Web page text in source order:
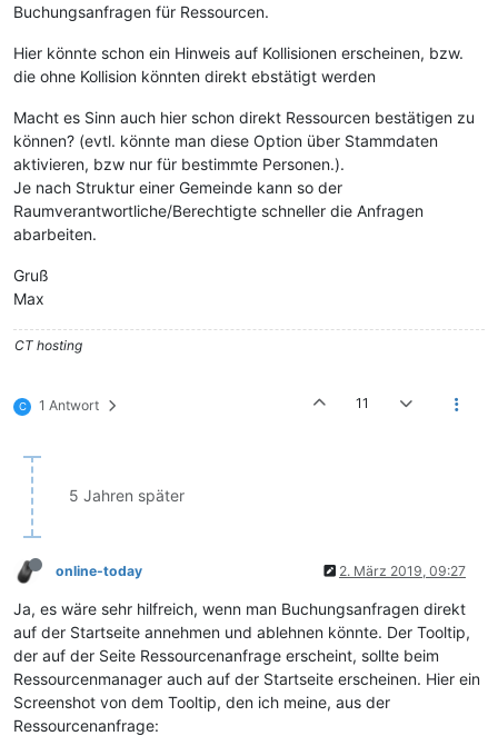
Buchungsanfragen für Ressourcen.
Hier könnte schon ein Hinweis auf Kollisionen erscheinen, bzw.
die ohne Kollision könnten direkt ebstätigt werden
Macht es Sinn auch hier schon direkt Ressourcen bestätigen zu
können? (evtl. könnte man diese Option über Stammdaten
aktivieren, bzw nur für bestimmte Personen.).
Je nach Struktur einer Gemeinde kann so der
Raumverantwortliche/Berechtigte schneller die Anfragen
abarbeiten.
Gruß
Max
CT hosting
C 1 Antwort 11
5 Jahren später
online-today 2. März 2019, 09:27
Ja, es wäre sehr hilfreich, wenn man Buchungsanfragen direkt
auf der Startseite annehmen und ablehnen könnte. Der Tooltip,
der auf der Seite Ressourcenanfrage erscheint, sollte beim
Ressourcenmanager auch auf der Startseite erscheinen. Hier ein
Screenshot von dem Tooltip, den ich meine, aus der
Ressourcenanfrage: